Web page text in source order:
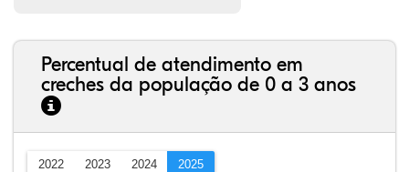
Percentual de atendimento em
creches da população de 0 a 3 anos
2022 2023 2024 2025